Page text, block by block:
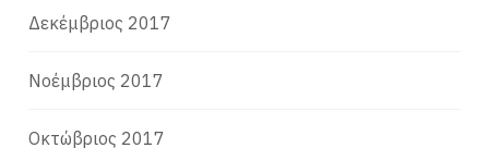
Δεκέμβριος 2017
Νοέμβριος 2017
Οκτώβριος 2017